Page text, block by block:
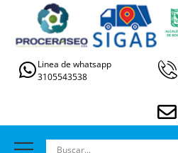
Linea de whatsapp
3105543538